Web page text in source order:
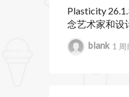
Trimble 公
以满足不
主要功能
Plasticity
念艺术家和设
建模软件
blank 1 周